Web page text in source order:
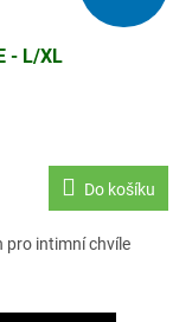
- L/XL
Do košíku
pro intimní chvíle